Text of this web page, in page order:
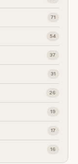
71
54
37
31
26
19
17
16